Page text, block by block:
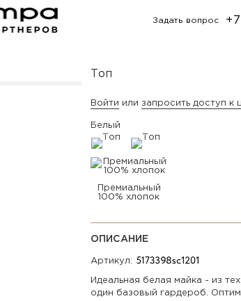
Задать вопрос
Топ
Войти или запросить доступ к
Белый
Премиальный
100% хлопок
ОПИСАНИЕ
Артикул:
Идеальная белая майка - из
один базовый гардероб.